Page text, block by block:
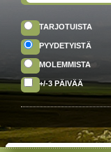
TARJOTUISTA
PYYDETYISTÄ
MOLEMMISTA
+/-3 PÄIVÄÄ